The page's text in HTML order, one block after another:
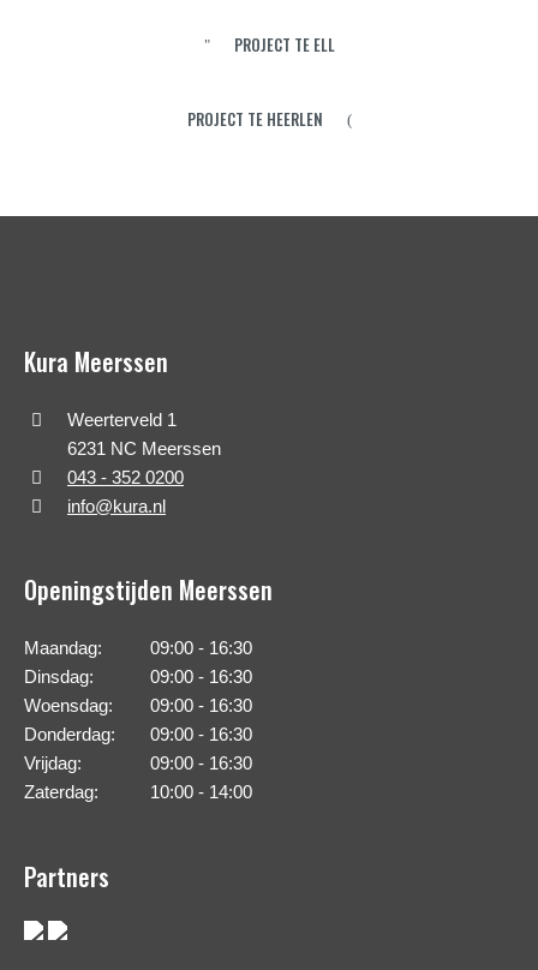
PROJECT TE ELL
PROJECT TE HEERLEN
Kura Meerssen
Weerterveld 1
6231 NC Meerssen
043 - 352 0200
info@kura.nl
Openingstijden Meerssen
Maandag:
09:00 - 16:30
Dinsdag:
09:00 - 16:30
Woensdag:
09:00 - 16:30
Donderdag:
09:00 - 16:30
Vrijdag:
09:00 - 16:30
Zaterdag:
10:00 - 14:00
Partners